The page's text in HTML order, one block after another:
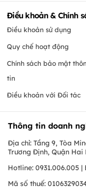
Điều khoản & Chính
Điều khoản sử dụng
Quy chế hoạt động
Chính sách bảo mật
tin
Điều khoản với Đối tác
Thông tin doanh
Địa chỉ: Tầng 9, Tòa
Trương Định, Quận Hai
Hotline: 0931.006.005 |
Mã số thuế: